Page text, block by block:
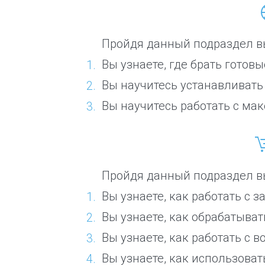
Пройдя данный подраздел
Вы узнаете, где брать
Вы научитесь
Вы научитесь работать с
Пройдя данный подраздел
Вы узнаете, как работать с
Вы узнаете, как
Вы узнаете, как работать с
Вы узнаете, как